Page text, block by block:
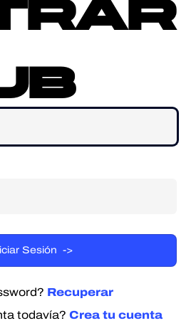
Recuperar
todavía? Crea tu cuenta